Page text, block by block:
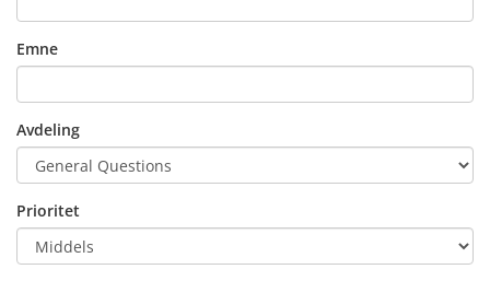
Emne
Avdeling
Prioritet